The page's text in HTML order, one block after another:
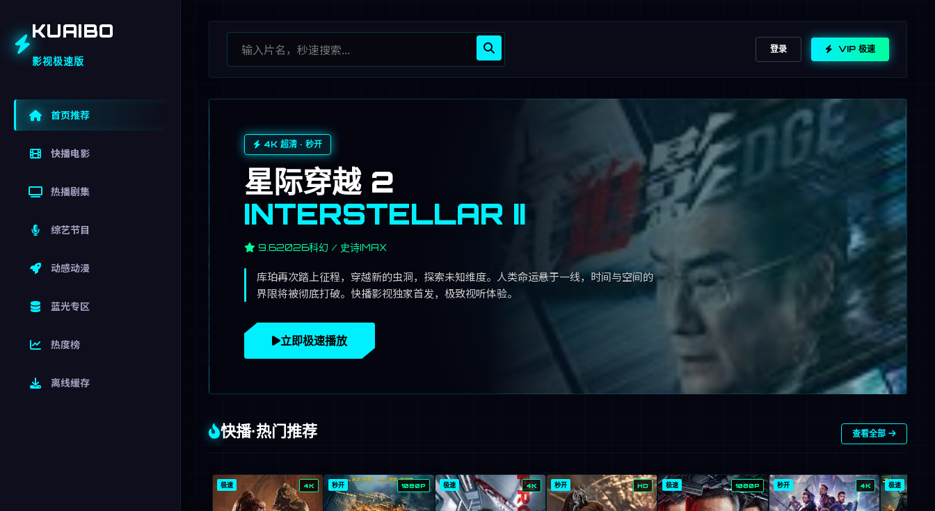
KUAIBO
影视极速版
首页推荐
快播电影
热播剧集
综艺节目
动感动漫
蓝光专区
热度榜
离线缓存
登录 VIP 极速
4K 超清 · 秒开
星际穿越 2
INTERSTELLAR II
9.62026科幻 / 史诗IMAX
库珀再次踏上征程，穿越新的虫洞，探索未知维度。人类命运悬于一线，时间与空间的
界限将被彻底打破。快播影视独家首发，极致视听体验。
立即极速播放
快播·热门推荐 查看全部
极速 4K 秒开 1080P 极速 4K 秒开 HD 极速 1080P 秒开 4K 极速